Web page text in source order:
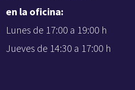
en la oficina:
Lunes de 17:00 a 19:00 h
Jueves de 14:30 a 17:00 h